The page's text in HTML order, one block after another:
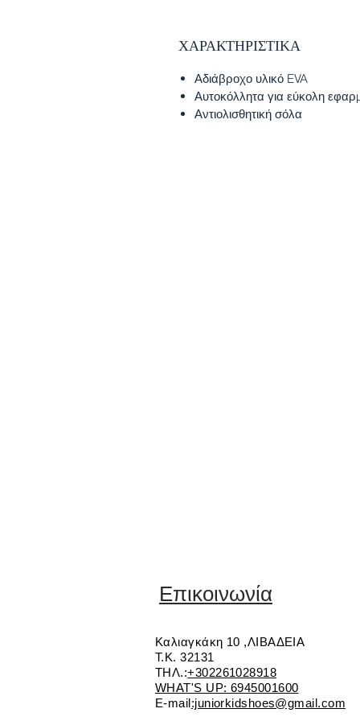
ΧΑΡΑΚΤΗΡΙΣΤΙΚΑ
Αδιάβροχο υλικό EVA
Αυτοκόλλητα για εύκολη
Αντιολισθητική σόλα
Επικοινωνία
Καλιαγκάκη 10 ,ΛΙΒΑΔΕΙΑ
Τ.Κ. 32131
ΤΗΛ.:+302261028918
WHAT'S UP: 6945001600
E-mail:juniorkidshoes@gmail.com